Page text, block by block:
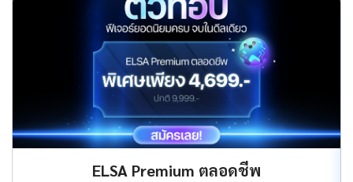
ELSA Premium ตลอดชีพ